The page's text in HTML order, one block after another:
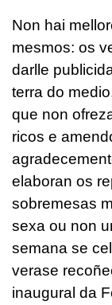
Non hai
mesmos: os
darlle
terra do
que non
ricos e
elaboran os
sobremesas
sexa ou non
semana se
verase
inaugural da